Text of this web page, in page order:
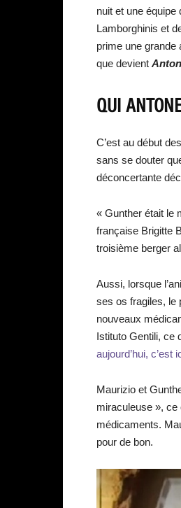
nuit et une
Lamborghinis et
prime une grande
que devient
QUI
C’est au début
sans se douter
déconcertante
« Gunther était le
française Brigitte
troisième berger
Aussi, lorsque
ses os fragiles, le
nouveaux
Istituto Gentili, ce
aujourd’hui, c’est
Maurizio et
miraculeuse », ce
médicaments.
pour de bon.